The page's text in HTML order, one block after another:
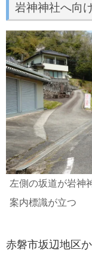
岩神神社へ向
左側の坂道が岩神
案内標識が立つ
赤磐市坂辺地区